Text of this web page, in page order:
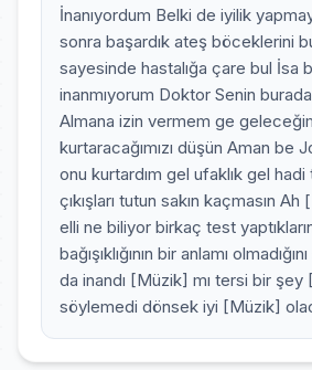
İnanıyordum Belki de iyilik
sonra başardık ateş böceklerini
sayesinde hastalığa çare bul İsa
inanmıyorum Doktor Senin
Almana izin vermem ge
kurtaracağımızı düşün Aman be
onu kurtardım gel ufaklık gel
çıkışları tutun sakın kaçmasın Ah
elli ne biliyor birkaç test
bağışıklığının bir anlamı
da inandı [Müzik] mı tersi bir
söylemedi dönsek iyi [Müzik]